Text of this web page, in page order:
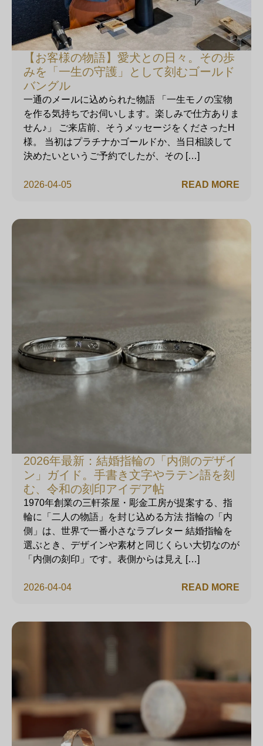
【お客様の物語】愛犬との日々。その歩
みを「一生の守護」として刻むゴールド
バングル
2026-04-05
一通のメールに込められた物語 「一生モノの宝物
を作る気持ちでお伺いします。楽しみで仕方ありま
せん♪」 ご来店前、そうメッセージをくださったH
様。 当初はプラチナかゴールドか、当日相談して
決めたいというご予約でしたが、その […]
READ MORE
2026年最新：結婚指輪の「内側のデザイ
ン」ガイド。手書き文字やラテン語を刻
む、令和の刻印アイデア帖
2026-04-04
1970年創業の三軒茶屋・彫金工房が提案する、指
輪に「二人の物語」を封じ込める方法 指輪の「内
側」は、世界で一番小さなラブレター 結婚指輪を
選ぶとき、デザインや素材と同じくらい大切なのが
「内側の刻印」です。表側からは見え […]
READ MORE